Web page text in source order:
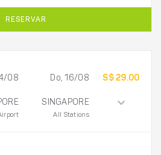
RESERVAR
08 Do, 16/08
SINGAPORE
All Stations
S$ 29.00